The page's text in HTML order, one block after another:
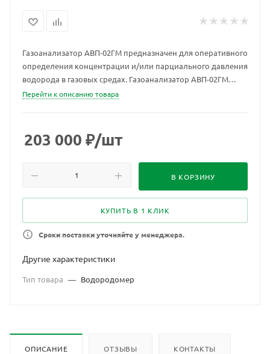
Газоанализатор АВП-02ГМ предназначен для оперативного
определения концентрации и/или парциального давления
водорода в газовых средах. Газоанализатор АВП-02ГМ
применяется в тепловой и атомной энергетике, в
промышленного комплекса.
Перейти к описанию товара
203 000 ₽/шт
В КОРЗИНУ
КУПИТЬ В 1 КЛИК
Сроки поставки уточняйте у менеджера.
Другие характеристики
Тип товара — Водородомер
ОПИСАНИЕ ОТЗЫВЫ КОНТАКТЫ